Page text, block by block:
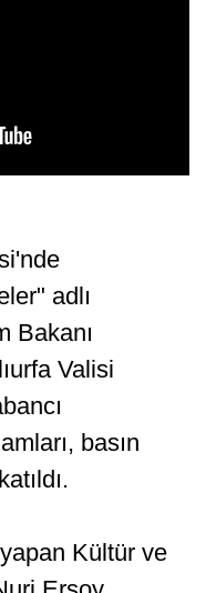
adlı
Bakanı
Valisi
basın
Kültür ve